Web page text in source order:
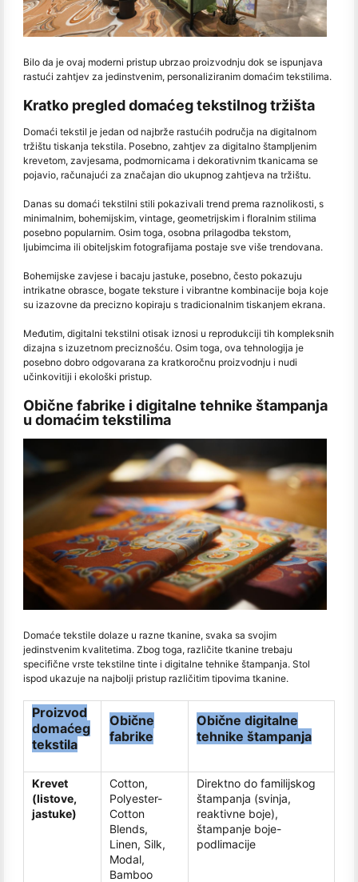
Bilo da je ovaj moderni pristup ubrzao proizvodnju dok se ispunjava
rastući zahtjev za jedinstvenim, personaliziranim domaćim tekstilima.
Kratko pregled domaćeg tekstilnog tržišta
Domaći tekstil je jedan od najbrže rastućih područja na digitalnom
tržištu tiskanja tekstila. Posebno, zahtjev za digitalno štampljenim
krevetom, zavjesama, podmornicama i dekorativnim tkanicama se
pojavio, računajući za značajan dio ukupnog zahtjeva na tržištu.
Danas su domaći tekstilni stili pokazivali trend prema raznolikosti, s
minimalnim, bohemijskim, vintage, geometrijskim i floralnim stilima
posebno popularnim. Osim toga, osobna prilagodba tekstom,
ljubimcima ili obiteljskim fotografijama postaje sve više trendovana.
Bohemijske zavjese i bacaju jastuke, posebno, često pokazuju
intrikatne obrasce, bogate teksture i vibrantne kombinacije boja koje
su izazovne da precizno kopiraju s tradicionalnim tiskanjem ekrana.
Međutim, digitalni tekstilni otisak iznosi u reprodukciji tih kompleksnih
dizajna s izuzetnom preciznošću. Osim toga, ova tehnologija je
posebno dobro odgovarana za kratkoročnu proizvodnju i nudi
učinkovitiji i ekološki pristup.
Obične fabrike i digitalne tehnike štampanja
u domaćim tekstilima
Domaće tekstile dolaze u razne tkanine, svaka sa svojim
jedinstvenim kvalitetima. Zbog toga, različite tkanine trebaju
specifične vrste tekstilne tinte i digitalne tehnike štampanja. Stol
ispod ukazuje na najbolji pristup različitim tipovima tkanine.
Proizvod
domaćeg
tekstila
Obične
fabrike
Obične digitalne
tehnike štampanja
Krevet
(listove,
jastuke)
Cotton,
Polyester-
Cotton
Blends,
Linen, Silk,
Modal,
Bamboo
Direktno do familijskog
štampanja (svinja,
reaktivne boje),
štampanje boje-
podlimacije